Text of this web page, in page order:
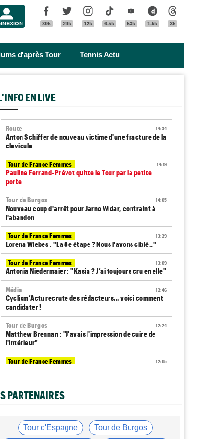
Facebook
89k
Twitter
29k
Instagram
12k
Tik Tok
6.5k
Youtube
53k
Dailymotion
1.5k 3k
d'après Tour Tennis Actu
EN LIVE
14:34
Route
Anton Schiffer de nouveau victime d'une fracture de la
clavicule
14:19
Tour de France Femmes
Pauline Ferrand-Prévot quitte le Tour par la petite
porte
14:05
Tour de Burgos
Nouveau coup d'arrêt pour Jarno Widar, contraint à
l'abandon
13:29
Tour de France Femmes
Lorena Wiebes : "La 8e étape ? Nous l'avons ciblé..."
13:09
Tour de France Femmes
Antonia Niedermaier : "Kasia ? J’ai toujours cru en elle"
12:46
Média
Cyclism’Actu recrute des rédacteurs… voici comment
candidater !
12:24
Tour de Burgos
Matthew Brennan : "J'avais l'impression de cuire de
l'intérieur"
12:05
Tour de France Femmes
Jan Christen : "J'aurais aussi pu gagner au sprint..."
Lotto-Intermarché va faire passer pro trois jeunes de
sa formation
PARTENAIRES
Tour d'Espagne Tour de Burgos